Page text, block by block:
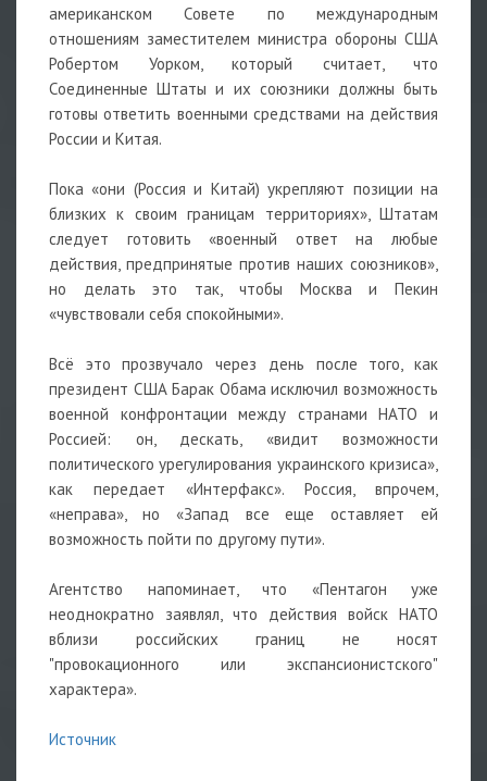
американском Совете по международным
отношениям заместителем министра обороны США
Робертом Уорком, который считает, что
Соединенные Штаты и их союзники должны быть
готовы ответить военными средствами на действия
России и Китая.
Пока «они (Россия и Китай) укрепляют позиции на
близких к своим границам территориях», Штатам
следует готовить «военный ответ на любые
действия, предпринятые против наших союзников»,
но делать это так, чтобы Москва и Пекин
«чувствовали себя спокойными».
Всё это прозвучало через день после того, как
президент США Барак Обама исключил возможность
военной конфронтации между странами НАТО и
Россией: он, дескать, «видит возможности
политического урегулирования украинского кризиса»,
как передает «Интерфакс». Россия, впрочем,
«неправа», но «Запад все еще оставляет ей
возможность пойти по другому пути».
Агентство напоминает, что «Пентагон уже
неоднократно заявлял, что действия войск НАТО
вблизи российских границ не носят
"провокационного или экспансионистского"
характера».
Источник